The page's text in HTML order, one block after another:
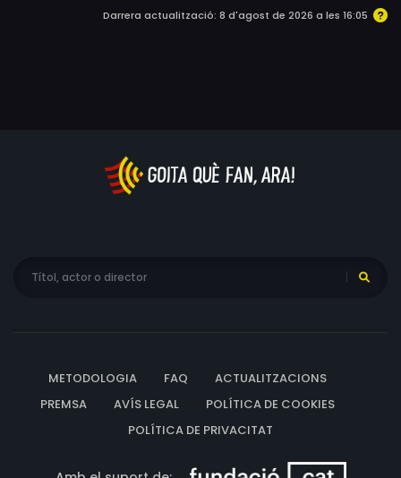
Darrera actualització: 8 d'agost de 2026 a les 16:05
METODOLOGIA FAQ
ACTUALITZACIONS
PREMSA
AVÍS LEGAL
POLÍTICA DE COOKIES
POLÍTICA DE PRIVACITAT